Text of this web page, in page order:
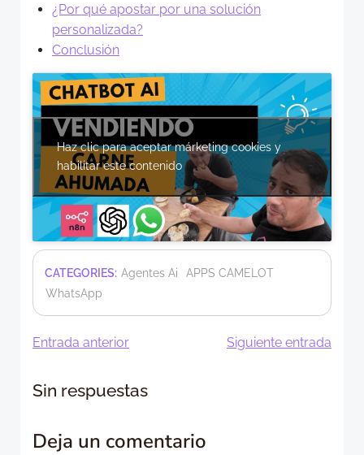
¿Por qué apostar por una solución
personalizada?
Conclusión
Haz clic para aceptar márketing cookies y
habilitar este contenido
CATEGORIES: Agentes Ai
APPS CAMELOT
WhatsApp
Navegación
de
entradas
Entrada anterior
entradas
Siguiente entrada
Sin respuestas
Deja un comentario